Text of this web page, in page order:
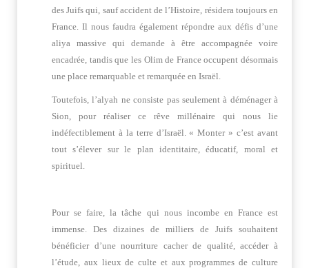
des Juifs qui, sauf accident de l’Histoire, résidera toujours en
France. Il nous faudra également répondre aux défis d’une
aliya massive qui demande à être accompagnée voire
encadrée, tandis que les Olim de France occupent désormais
une place remarquable et remarquée en Israël.
Toutefois, l’alyah ne consiste pas seulement à déménager à
Sion, pour réaliser ce rêve millénaire qui nous lie
indéfectiblement à la terre d’Israël. « Monter » c’est avant
tout s’élever sur le plan identitaire, éducatif, moral et
spirituel.
Pour se faire, la tâche qui nous incombe en France est
immense. Des dizaines de milliers de Juifs souhaitent
bénéficier d’une nourriture cacher de qualité, accéder à
l’étude, aux lieux de culte et aux programmes de culture